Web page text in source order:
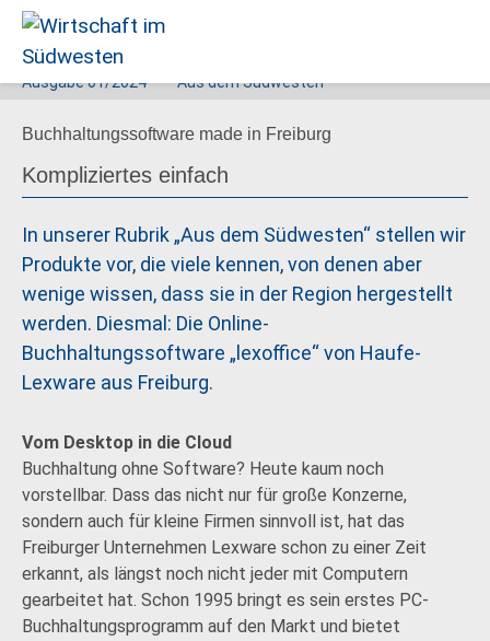
im
Südwesten
Ausgabe01/2024 Aus dem Südwesten
Buchhaltungssoftware made in Freiburg
Kompliziertes einfach
In unserer Rubrik „Aus dem Südwesten“ stellen wir
Produkte vor, die viele kennen, von denen aber
wenige wissen, dass sie in der Region hergestellt
werden. Diesmal: Die Online-
Buchhaltungssoftware „lexoffice“ von Haufe-
Lexware aus Freiburg.
Vom Desktop in die Cloud
Buchhaltung ohne Software? Heute kaum noch
vorstellbar. Dass das nicht nur für große Konzerne,
sondern auch für kleine Firmen sinnvoll ist, hat das
Freiburger Unternehmen Lexware schon zu einer Zeit
erkannt, als längst noch nicht jeder mit Computern
gearbeitet hat. Schon 1995 bringt es sein erstes PC-
Buchhaltungsprogramm auf den Markt und bietet